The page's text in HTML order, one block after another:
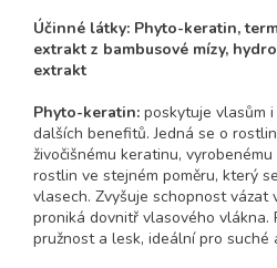
Účinné látky: Phyto-keratin,
extrakt z bambusové mízy,
extrakt
Phyto-keratin: poskytuje vlasům
dalších benefitů. Jedná se o
živočišnému keratinu,
rostlin ve stejném poměru, který
vlasech. Zvyšuje schopnost vázat
proniká dovnitř vlasového vlákna.
pružnost a lesk, ideální pro suché